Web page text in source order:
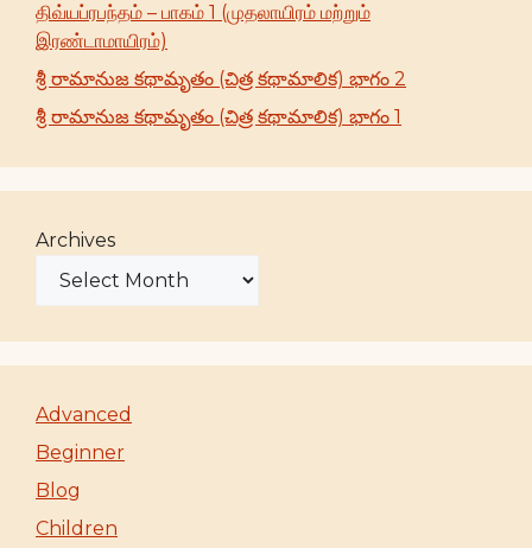
திவ்யப்ரபந்தம் – பாகம் 1 (முதலாயிரம் மற்றும்
இரண்டாமாயிரம்)
శ్రీ రామానుజ కథామృతం (చిత్ర కథామాలిక) భాగం 2
శ్రీ రామానుజ కథామృతం (చిత్ర కథామాలిక) భాగం 1
Archives
Advanced
Beginner
Blog
Children